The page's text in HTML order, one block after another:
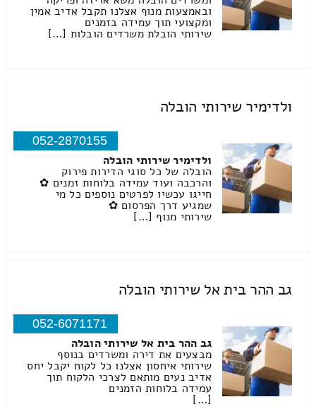
ובאמצעות מנוף אצלנו תקבל אדיב אמין
ומקצועי תוך עמידה בזמנים
שירותי הובלת משרדים הובלות […]
ולדימיר שירותי הובלה
052-2870155
ולדימיר שירותי הובלה
הובלה של כל סוגי הדירות פירוק
והרכבה ועוד עמידה בלוחות זמנים ✿
חייגו עכשיו לפרטים נוספים כל מי
שמגיע דרך הפרסום ✿
שירותי מנוף […]
גב ההר בית אל שירותי הובלה
052-6071171
גב ההר בית אל שירותי הובלה
מבצעים את דירה ומשרדים בנוסף
שירותי איחסון אצלנו כל לקוח יקבל יחס
אדיב נעים מותאם לצרכי הלקוח תוך
עמידה בלוחות הזמנים
[…]